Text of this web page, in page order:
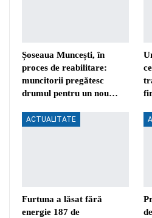
Șoseaua Muncești, în
proces de reabilitare:
muncitorii pregătesc
drumul pentru un nou…
ACTUALITATE
Furtuna a lăsat fără
energie 187 de